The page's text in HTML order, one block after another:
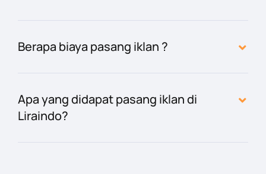
Berapa biaya pasang iklan ?
Apa yang didapat pasang iklan di
Liraindo?